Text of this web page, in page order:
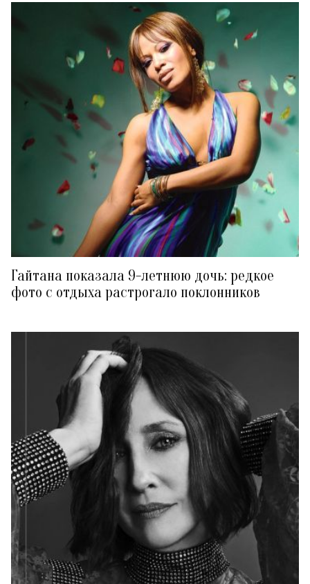
Гайтана показала 9-летнюю дочь: редкое
фото с отдыха растрогало поклонников